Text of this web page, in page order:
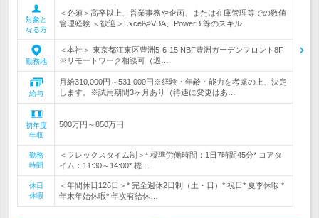
対象と
なる方
＜必須＞高卒以上、営業事務や企画、または在庫管理等での数値
管理経験 ＜歓迎＞ExcelやVBA、PowerBI等のスキル
勤務地
＜本社＞ 東京都江東区豊洲5-6-15 NBF豊洲ガーデンフロント8F
※リモートワーク相談可（週…
給与
月給310,000円～531,000円※経験・年齢・能力を考慮の上、決定
します。※試用期間3ヶ月あり（待遇に変更はあ…
初年度
年収
500万円～850万円
勤務
時間
＜フレックスタイム制＞* 標準労働時間：1日7時間45分* コアタ
イム：11:30～14:00* 標…
休日
休暇
＜年間休日126日＞* 完全週休2日制（土・日）* 祝日* 夏季休暇 *
年末年始休暇* 年次有給休…